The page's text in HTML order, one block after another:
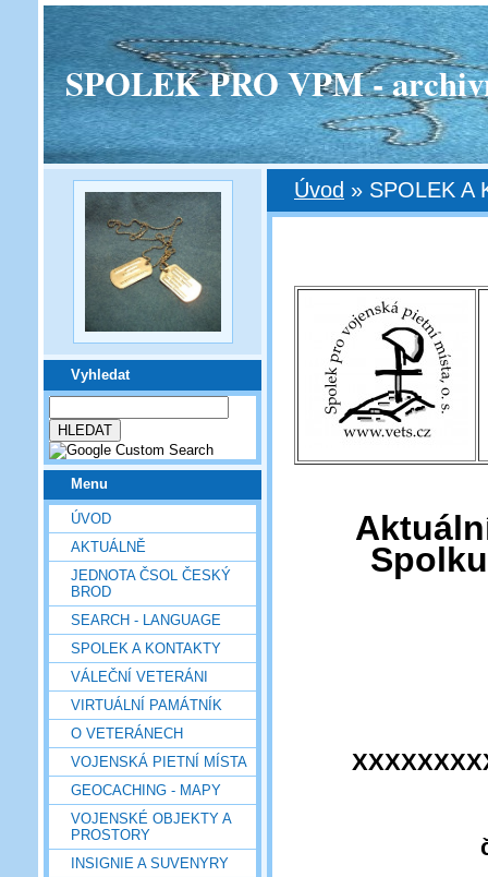
SPOLEK PRO VPM -
Vyhledat
Menu
ÚVOD
AKTUÁLNĚ
JEDNOTA ČSOL ČESKÝ
BROD
SEARCH - LANGUAGE
SPOLEK A KONTAKTY
VÁLEČNÍ VETERÁNI
VIRTUÁLNÍ PAMÁTNÍK
O VETERÁNECH
VOJENSKÁ PIETNÍ MÍSTA
GEOCACHING - MAPY
VOJENSKÉ OBJEKTY A
PROSTORY
INSIGNIE A SUVENYRY
Úvod » SPOLEK A